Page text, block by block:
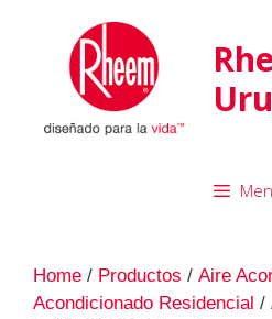
Home / Productos / Aire
Acondicionado Residencial /